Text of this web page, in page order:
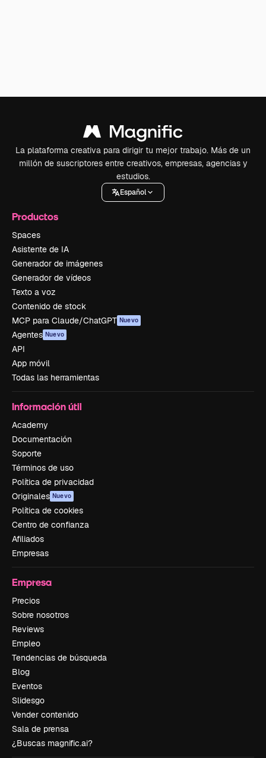
La plataforma creativa para dirigir tu mejor trabajo. Más de un
millón de suscriptores entre creativos, empresas, agencias y
estudios.
Español
Productos
Spaces
Asistente de IA
Generador de imágenes
Generador de vídeos
Texto a voz
Contenido de stock
MCP para Claude/ChatGPT Nuevo
Agentes Nuevo
API
App móvil
Todas las herramientas
Información útil
Academy
Documentación
Soporte
Términos de uso
Política de privacidad
Originales Nuevo
Política de cookies
Centro de confianza
Afiliados
Empresas
Empresa
Precios
Sobre nosotros
Reviews
Empleo
Tendencias de búsqueda
Blog
Eventos
Slidesgo
Vender contenido
Sala de prensa
¿Buscas magnific.ai?